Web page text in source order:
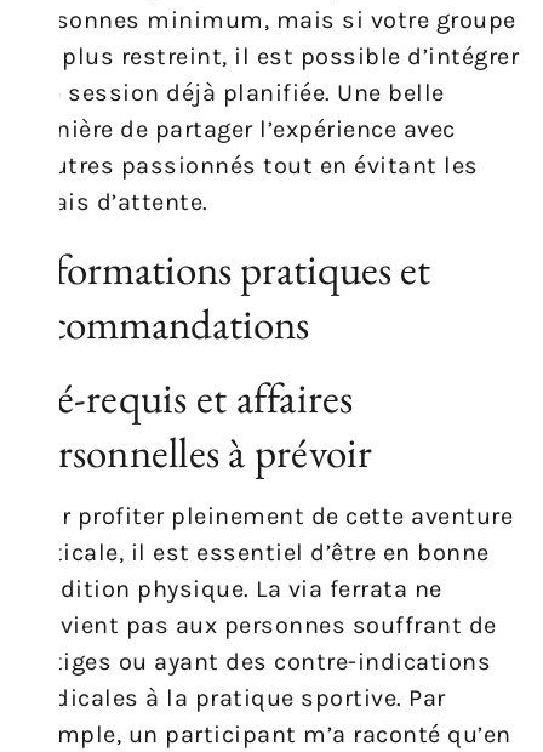
personnes minimum, mais si votre groupe
est plus restreint, il est possible d’intégrer
une session déjà planifiée. Une belle
manière de partager l’expérience avec
d’autres passionnés tout en évitant les
délais d’attente.
Informations pratiques et
recommandations
Pré-requis et affaires
personnelles à prévoir
Pour profiter pleinement de cette aventure
verticale, il est essentiel d’être en bonne
condition physique. La via ferrata ne
convient pas aux personnes souffrant de
vertiges ou ayant des contre-indications
médicales à la pratique sportive. Par
exemple, un participant m’a raconté qu’en